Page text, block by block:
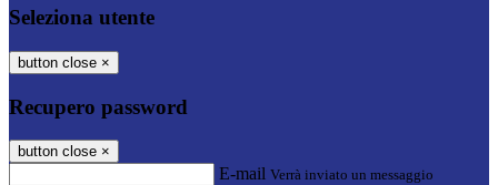
Seleziona utente
button close ×
Recupero password
button close ×
E-mail Verrà inviato un messaggio